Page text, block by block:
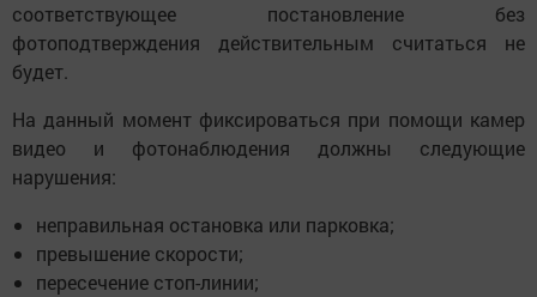
соответствующее постановление без
фотоподтверждения действительным считаться не
будет.
На данный момент фиксироваться при помощи камер
видео и фотонаблюдения должны следующие
нарушения:
неправильная остановка или парковка;
превышение скорости;
пересечение стоп-линии;